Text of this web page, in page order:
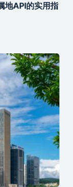
地API的实用指